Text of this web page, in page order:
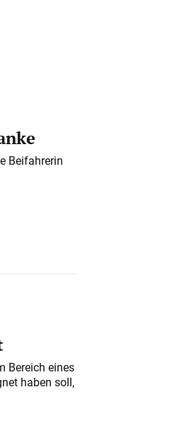
Beifahrerin
Bereich eines
haben soll,